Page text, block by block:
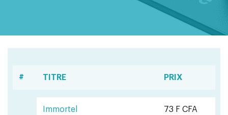
# TITRE PRIX
Immortel 73 F CFA